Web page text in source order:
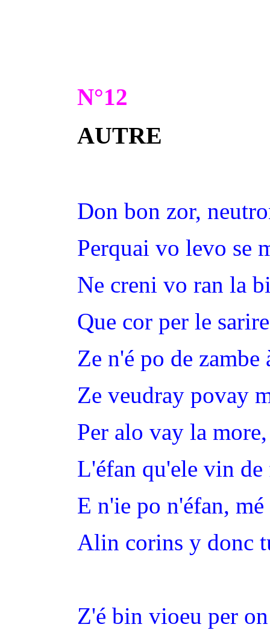
N°12
AUTRE
Don bon zor,
Perquai vo levo se
Ne creni vo ran la
Que cor per le
Ze n'é po de zambe
Ze veudray povay
Per alo vay la more,
L'éfan qu'ele vin de
E n'ie po n'éfan,
Alin corins y donc
Z'é bin vioeu per